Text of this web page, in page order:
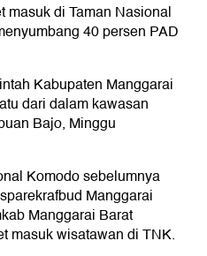
masuk di Taman Nasional
40 persen PAD
Kabupaten Manggarai
dari dalam kawasan
Bajo, Minggu
Komodo sebelumnya
Manggarai
Manggarai Barat
masuk wisatawan di TNK.